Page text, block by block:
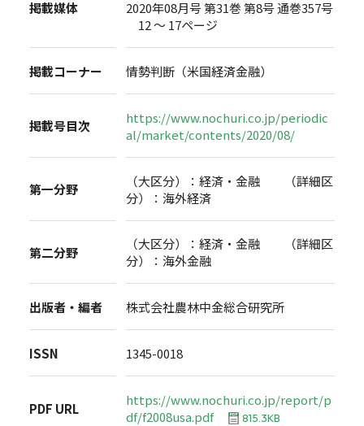
掲載媒体
2020年08月号 第31巻 第8号 通巻357号
12 ～ 17ページ
掲載コーナー 情勢判断（米国経済金融）
掲載号目次
https://www.nochuri.co.jp/periodic
al/market/contents/2020/08/
第一分野
（大区分）：経済・金融 （詳細区
分）：海外経済
第二分野
（大区分）：経済・金融 （詳細区
分）：海外金融
出版者・編者 株式会社農林中金総合研究所
ISSN 1345-0018
PDF URL
https://www.nochuri.co.jp/report/p
df/f2008usa.pdf
815.3KB